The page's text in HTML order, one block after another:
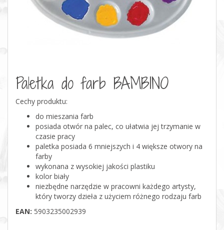
Paletka do farb BAMBINO
Cechy produktu:
do mieszania farb
posiada otwór na palec, co ułatwia jej trzymanie w
czasie pracy
paletka posiada 6 mniejszych i 4 większe otwory na
farby
wykonana z wysokiej jakości plastiku
kolor biały
niezbędne narzędzie w pracowni każdego artysty,
który tworzy dzieła z użyciem różnego rodzaju farb
EAN: 5903235002939